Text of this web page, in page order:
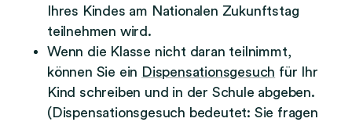
Ihres Kindes am Nationalen Zukunftstag
teilnehmen wird.
Wenn die Klasse nicht daran teilnimmt,
können Sie ein Dispensationsgesuch für Ihr
Kind schreiben und in der Schule abgeben.
(Dispensationsgesuch bedeutet: Sie fragen